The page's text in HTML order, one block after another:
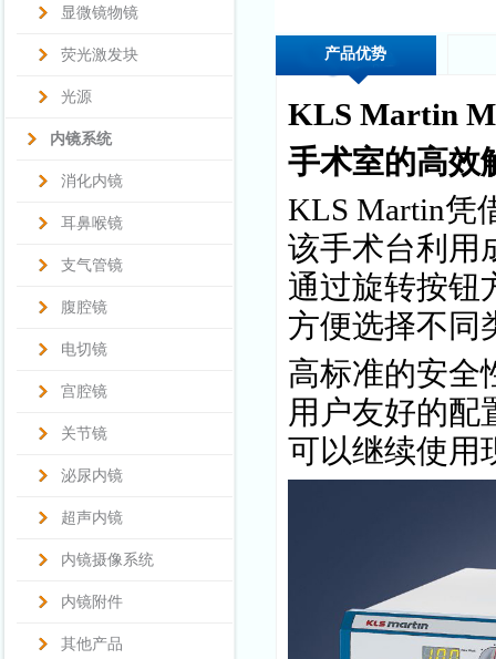
显微镜物镜
荧光激发块
光源
内镜系统
消化内镜
耳鼻喉镜
支气管镜
腹腔镜
电切镜
宫腔镜
关节镜
泌尿内镜
超声内镜
内镜摄像系统
内镜附件
其他产品
产品优势
KLS Martin
手术室的高效
KLS Martin凭
该手术台利用
通过旋转按钮
方便选择不同
高标准的安全
用户友好的配
可以继续使用